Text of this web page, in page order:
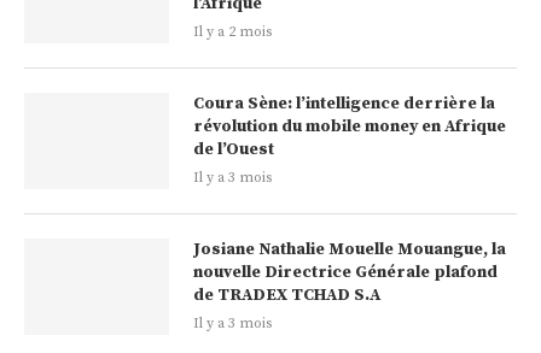
Il y a 2 mois
Coura Sène: l’intelligence derrière la
révolution du mobile money en Afrique
de l’Ouest
Il y a 3 mois
Josiane Nathalie Mouelle Mouangue, la
nouvelle Directrice Générale plafond
de TRADEX TCHAD S.A
Il y a 3 mois